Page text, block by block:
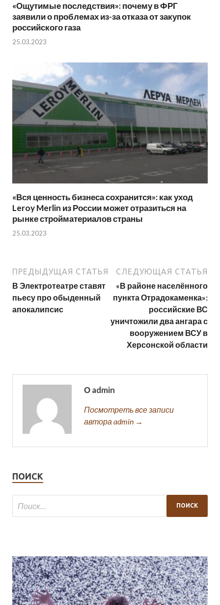
«Ощутимые последствия»: почему в ФРГ
заявили о проблемах из-за отказа от закупок
российского газа
25.03.2023
«Вся ценность бизнеса сохранится»: как уход
Leroy Merlin из России может отразиться на
рынке стройматериалов страны
25.03.2023
ПРЕДЫДУЩАЯ СТАТЬЯ
В Электротеатре ставят
пьесу про обыденный
апокалипсис
СЛЕДУЮЩАЯ СТАТЬЯ
«В районе населённого
пункта Отрадокаменка»:
российские ВС
уничтожили два ангара с
вооружением ВСУ в
Херсонской области
О admin
Посмотреть все записи
автора admin →
ПОИСК